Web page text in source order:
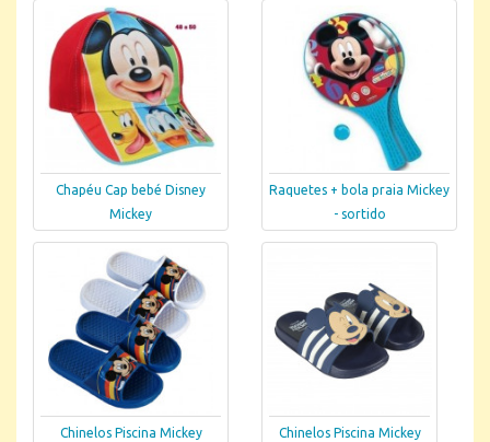
Chapéu Cap bebé Disney
Mickey
Raquetes + bola praia Mickey
- sortido
Chinelos Piscina Mickey
Chinelos Piscina Mickey